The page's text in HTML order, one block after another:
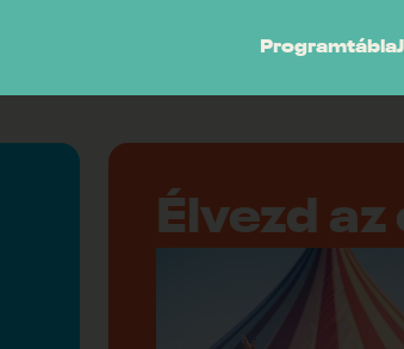
Programtábla
Élvezd